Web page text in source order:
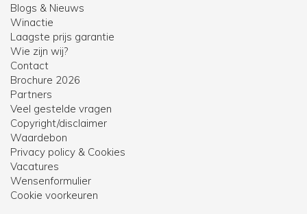
Blogs & Nieuws
Winactie
Laagste prijs garantie
Wie zijn wij?
Contact
Brochure 2026
Partners
Veel gestelde vragen
Copyright/disclaimer
Waardebon
Privacy policy & Cookies
Vacatures
Wensenformulier
Cookie voorkeuren